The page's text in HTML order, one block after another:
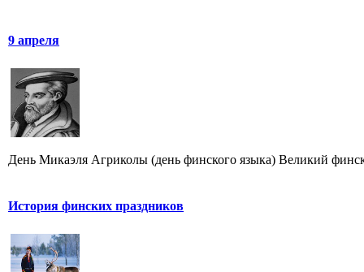
9 апреля
День Микаэля Агриколы (день финского языка) Великий
История финских праздников